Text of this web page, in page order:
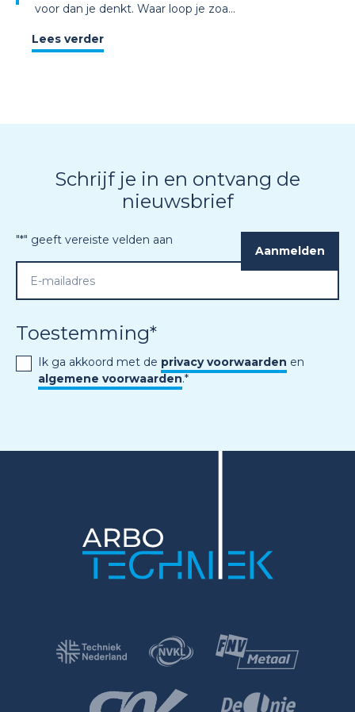
voor dan je denkt. Waar loop je zoa...
Lees verder
Schrijf je in en ontvang de
nieuwsbrief
"*" geeft vereiste velden aan
Toestemming*
Ik ga akkoord met de privacy voorwaarden en
algemene voorwaarden.*